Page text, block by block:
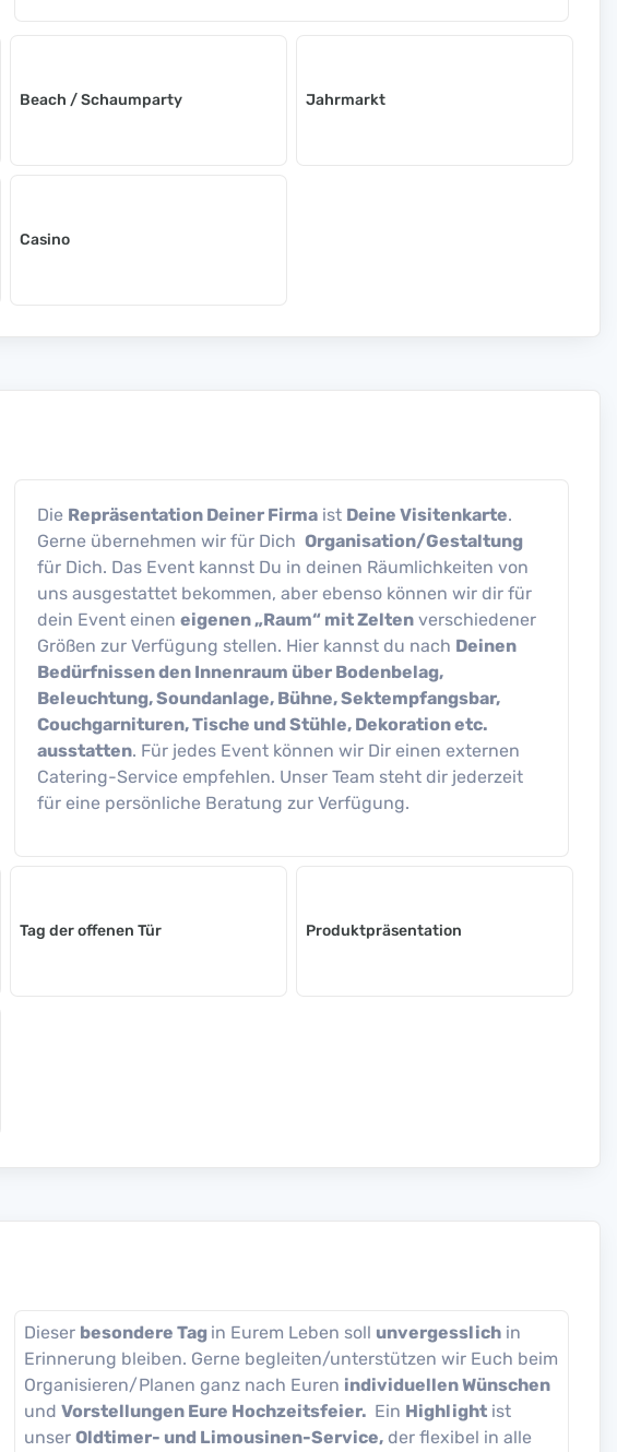
Beach / Schaumparty Jahrmarkt
Casino
Die Repräsentation Deiner Firma ist Deine Visitenkarte.
Gerne übernehmen wir für Dich Organisation/Gestaltung
für Dich. Das Event kannst Du in deinen Räumlichkeiten von
uns ausgestattet bekommen, aber ebenso können wir dir für
dein Event einen eigenen „Raum“ mit Zelten verschiedener
Größen zur Verfügung stellen. Hier kannst du nach Deinen
Bedürfnissen den Innenraum über Bodenbelag,
Beleuchtung, Soundanlage, Bühne, Sektempfangsbar,
Couchgarnituren, Tische und Stühle, Dekoration etc.
ausstatten. Für jedes Event können wir Dir einen externen
Catering-Service empfehlen. Unser Team steht dir jederzeit
für eine persönliche Beratung zur Verfügung.
Tag der offenen Tür Produktpräsentation
Dieser besondere Tag in Eurem Leben soll unvergesslich in
Erinnerung bleiben. Gerne begleiten/unterstützen wir Euch beim
Organisieren/Planen ganz nach Euren individuellen Wünschen
und Vorstellungen Eure Hochzeitsfeier. Ein Highlight ist
unser Oldtimer- und Limousinen-Service, der flexibel in alle